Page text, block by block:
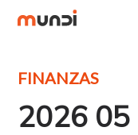
FINANZAS
2026